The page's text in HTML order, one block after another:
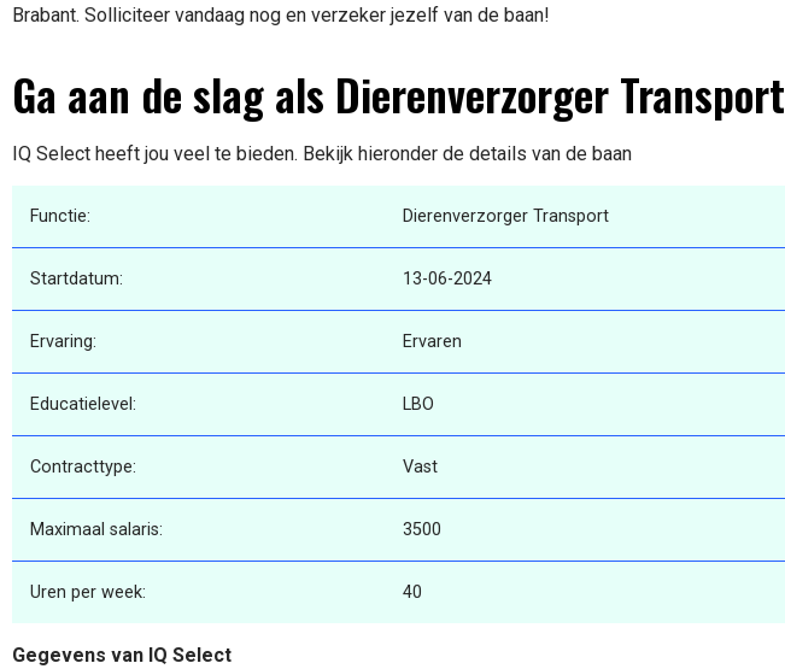
Brabant. Solliciteer vandaag nog en verzeker jezelf van de baan!
Ga aan de slag als Dierenverzorger Transport
IQ Select heeft jou veel te bieden. Bekijk hieronder de details van de baan
Functie: Dierenverzorger Transport
Startdatum: 13-06-2024
Ervaring: Ervaren
Educatielevel: LBO
Contracttype: Vast
Maximaal salaris: 3500
Uren per week: 40
Gegevens van IQ Select